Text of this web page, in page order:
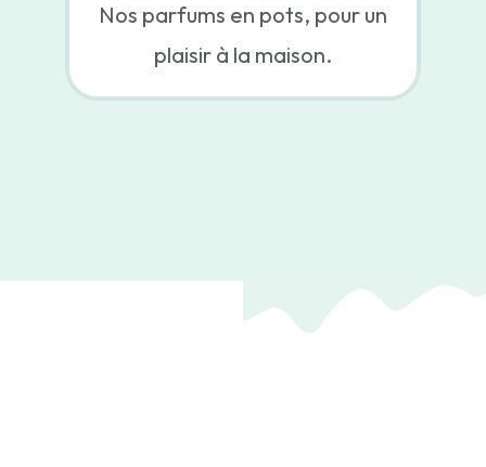
Nos parfums en pots, pour un
plaisir à la maison.